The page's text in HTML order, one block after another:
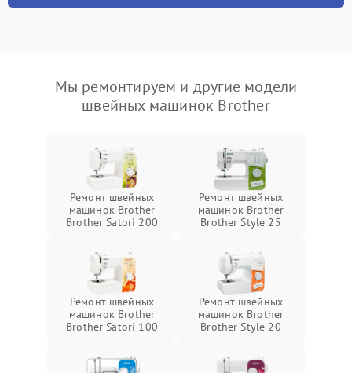
Мы ремонтируем и другие модели
швейных машинок Brother
Ремонт швейных
машинок Brother
Brother Satori 200
Ремонт швейных
машинок Brother
Brother Style 25
Ремонт швейных
машинок Brother
Brother Satori 100
Ремонт швейных
машинок Brother
Brother Style 20